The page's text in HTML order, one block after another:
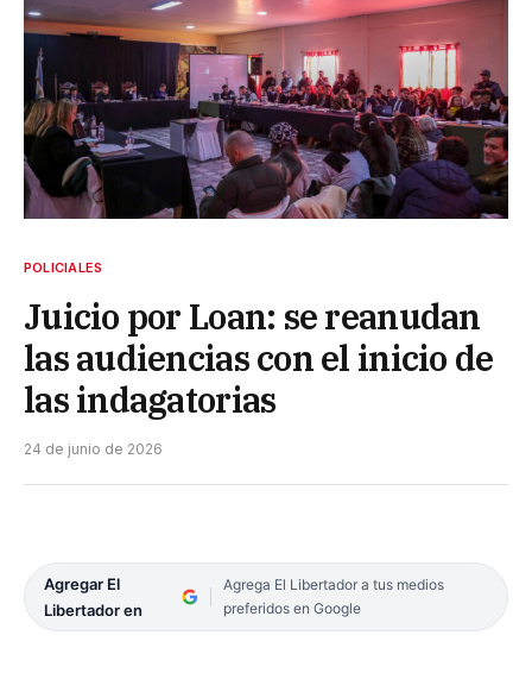
POLICIALES
Juicio por Loan: se reanudan
las audiencias con el inicio de
las indagatorias
24 de junio de 2026
Agregar El
Libertador en
Agrega El Libertador a tus medios
preferidos en Google